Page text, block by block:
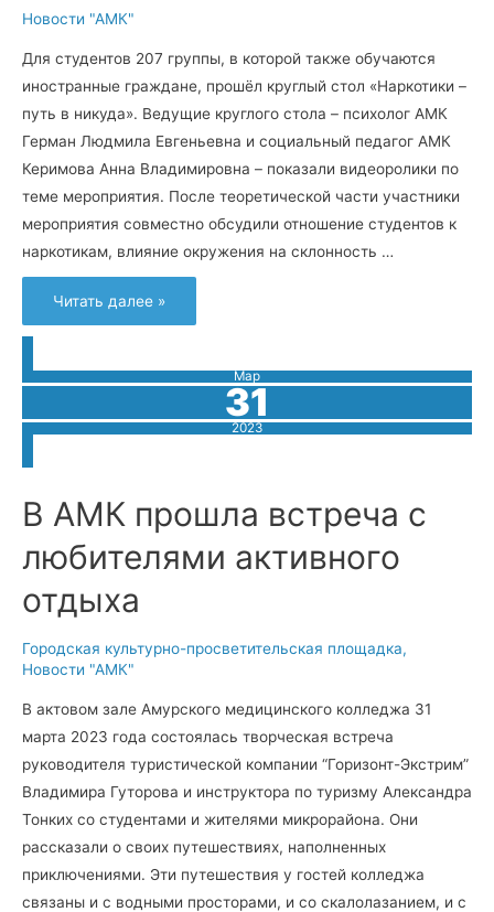
Новости "АМК"
Для студентов 207 группы, в которой также обучаются
иностранные граждане, прошёл круглый стол «Наркотики –
путь в никуда». Ведущие круглого стола – психолог АМК
Герман Людмила Евгеньевна и социальный педагог АМК
Керимова Анна Владимировна – показали видеоролики по
теме мероприятия. После теоретической части участники
мероприятия совместно обсудили отношение студентов к
наркотикам, влияние окружения на склонность …
«Наркотики
–
путь
Читать далее »
Мар
31
2023
В АМК прошла встреча с
любителями активного
отдыха
Городская культурно-просветительская площадка,
Новости "АМК"
В актовом зале Амурского медицинского колледжа 31
марта 2023 года состоялась творческая встреча
руководителя туристической компании “Горизонт-Экстрим”
Владимира Гуторова и инструктора по туризму Александра
Тонких со студентами и жителями микрорайона. Они
рассказали о своих путешествиях, наполненных
приключениями. Эти путешествия у гостей колледжа
связаны и с водными просторами, и со скалолазанием, и с